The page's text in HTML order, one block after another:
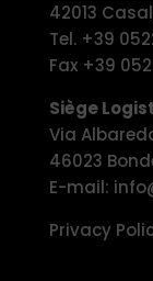
42013
Tel. +39
Fax +39
Siège
Via
46023
E-mail:
Privacy